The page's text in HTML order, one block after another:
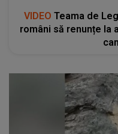
VIDEO Teama de
români să renunțe la